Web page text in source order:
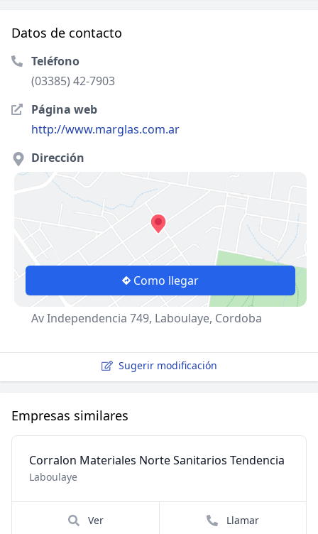
Datos de contacto
Teléfono
(03385) 42-7903
Página web
http://www.marglas.com.ar
Dirección
Como llegar
Av Independencia 749, Laboulaye, Cordoba
Sugerir modificación
Empresas similares
Corralon Materiales Norte Sanitarios Tendencia
Laboulaye
Ver Llamar